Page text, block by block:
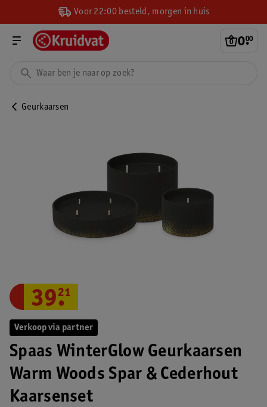
Voor 22:00 besteld, morgen in huis
0.
00
Geurkaarsen
Verkoop via partner
Spaas WinterGlow Geurkaarsen
Warm Woods Spar & Cederhout
Kaarsenset
39.
21